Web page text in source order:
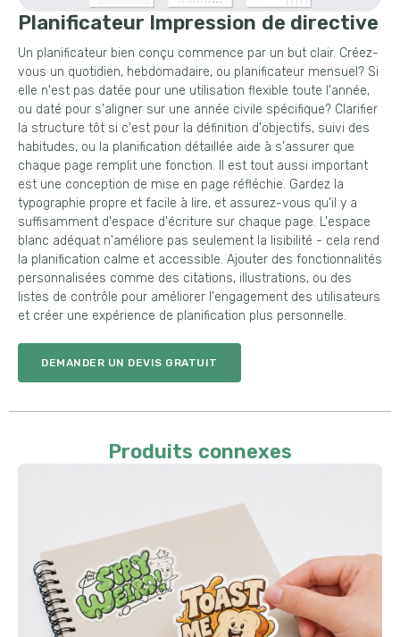
Planificateur Impression de directive
Un planificateur bien conçu commence par un but clair. Créez-
vous un quotidien, hebdomadaire, ou planificateur mensuel? Si
elle n'est pas datée pour une utilisation flexible toute l'année,
ou daté pour s'aligner sur une année civile spécifique? Clarifier
la structure tôt si c'est pour la définition d'objectifs, suivi des
habitudes, ou la planification détaillée aide à s'assurer que
chaque page remplit une fonction. Il est tout aussi important
est une conception de mise en page réfléchie. Gardez la
typographie propre et facile à lire, et assurez-vous qu'il y a
suffisamment d'espace d'écriture sur chaque page. L'espace
blanc adéquat n'améliore pas seulement la lisibilité - cela rend
la planification calme et accessible. Ajouter des fonctionnalités
personnalisées comme des citations, illustrations, ou des
listes de contrôle pour améliorer l'engagement des utilisateurs
et créer une expérience de planification plus personnelle.
DEMANDER UN DEVIS GRATUIT
Produits connexes